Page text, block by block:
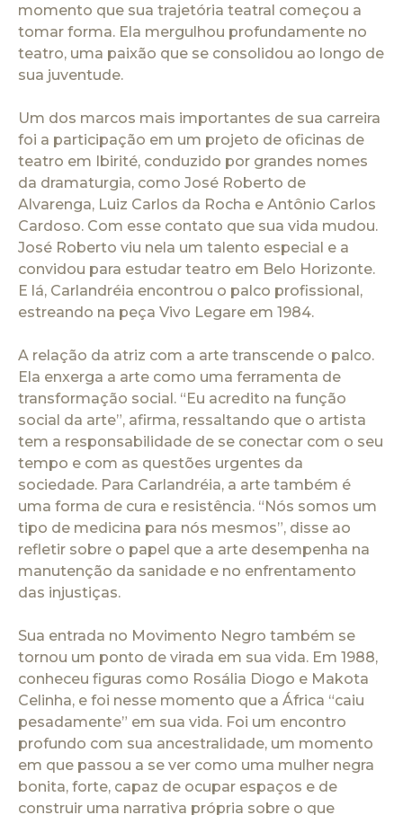
momento que sua trajetória teatral começou a
tomar forma. Ela mergulhou profundamente no
teatro, uma paixão que se consolidou ao longo de
sua juventude.
Um dos marcos mais importantes de sua carreira
foi a participação em um projeto de oficinas de
teatro em Ibirité, conduzido por grandes nomes
da dramaturgia, como José Roberto de
Alvarenga, Luiz Carlos da Rocha e Antônio Carlos
Cardoso. Com esse contato que sua vida mudou.
José Roberto viu nela um talento especial e a
convidou para estudar teatro em Belo Horizonte.
E lá, Carlandréia encontrou o palco profissional,
estreando na peça Vivo Legare em 1984.
A relação da atriz com a arte transcende o palco.
Ela enxerga a arte como uma ferramenta de
transformação social. “Eu acredito na função
social da arte”, afirma, ressaltando que o artista
tem a responsabilidade de se conectar com o seu
tempo e com as questões urgentes da
sociedade. Para Carlandréia, a arte também é
uma forma de cura e resistência. “Nós somos um
tipo de medicina para nós mesmos”, disse ao
refletir sobre o papel que a arte desempenha na
manutenção da sanidade e no enfrentamento
das injustiças.
Sua entrada no Movimento Negro também se
tornou um ponto de virada em sua vida. Em 1988,
conheceu figuras como Rosália Diogo e Makota
Celinha, e foi nesse momento que a África “caiu
pesadamente” em sua vida. Foi um encontro
profundo com sua ancestralidade, um momento
em que passou a se ver como uma mulher negra
bonita, forte, capaz de ocupar espaços e de
construir uma narrativa própria sobre o que